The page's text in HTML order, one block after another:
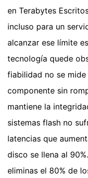
en Terabytes
incluso para un
alcanzar ese límite
tecnología quede
fiabilidad no se
componente sin
mantiene la
sistemas flash no
latencias que
disco se llena al
eliminas el 80% de